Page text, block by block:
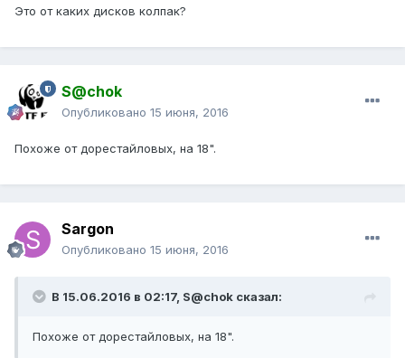
Это от каких дисков колпак?
S@chok
Опубликовано 15 июня, 2016
Похоже от дорестайловых, на 18".
Sargon
Опубликовано 15 июня, 2016
В 15.06.2016 в 02:17, S@chok сказал:
Похоже от дорестайловых, на 18".